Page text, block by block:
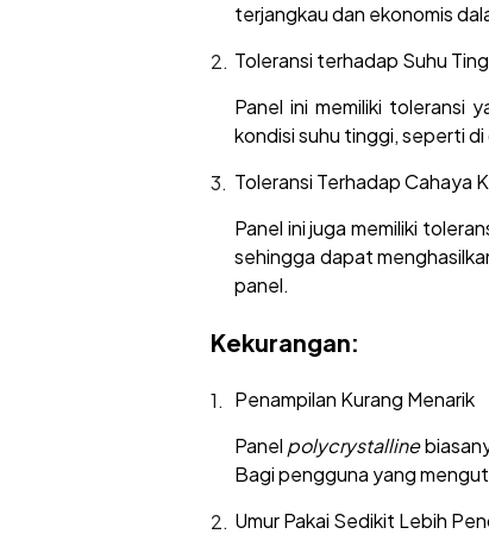
terjangkau dan ekonomis
Toleransi terhadap Suhu
Panel ini memiliki toleransi
kondisi suhu tinggi, seperti
Toleransi Terhadap Cahaya
Panel ini juga memiliki
sehingga dapat
panel.
Kekurangan:
Penampilan Kurang Menarik
Panel polycrystalline
Bagi pengguna yang
Umur Pakai Sedikit Lebih